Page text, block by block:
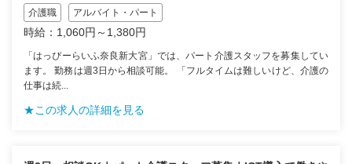
介護職
アルバイト・パート
時給：1,060円～1,380円
「はっぴーらいふ奈良新大宮」では、パート介護スタッフを募集してい
ます。 勤務は週3日から相談可能。 「フルタイムは難しいけど、介護の
仕事は続...
★この求人の詳細を見る